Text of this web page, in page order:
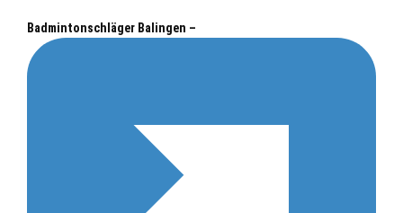
Badmintonschläger Balingen –